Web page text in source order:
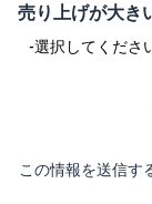
売り上げが大き
この情報を送信す